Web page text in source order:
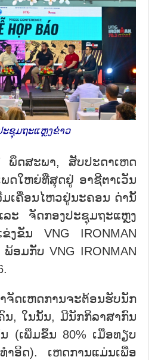
ະຊຸມຖະແຫຼງຂ່າວ
ພຶດ​ສະ​ພາ, ສັບ​ປະ​ດາ​ເຫດ​
ດ​ໃຫ​ຍ່​ທີ່​ສຸດ​ຢູ່ ອາ​ຊີ​ຕາ​ເວັນ​
ມ​ເຄື່ອນ​ໄຫວ​ຢູ່​ນະ​ຄອນ ດ່ານັ້
ະ ຈັດ​ກອງ​ປະ​ຊຸມ​ຖະ​ແຫຼງ​
ງ​ຂັນ VNG IRONMAN
ອມ​ກັບ VNG IRONMAN
ຈັດເຫດ​ການ​​ຈະ​ຕ້ອນ​ຮັບ​ນັກ​
ນ, ໃນ​ນັ້ນ, ​ມີ​ນັກ​ກ​ິ​ລາ​ສາ​ກົນ​
(ເພີ່ມ​ຂຶ້​ນ 80% ເມື່ອ​ທຽບ​
ຳ​ອິດ). ເຫດ​ການ​ແມ່ນ​ເພື່ອ​